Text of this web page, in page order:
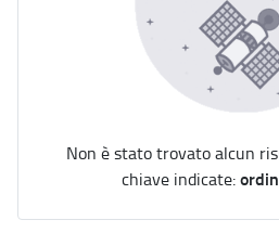
Non è stato trovato alcun
chiave indicate: